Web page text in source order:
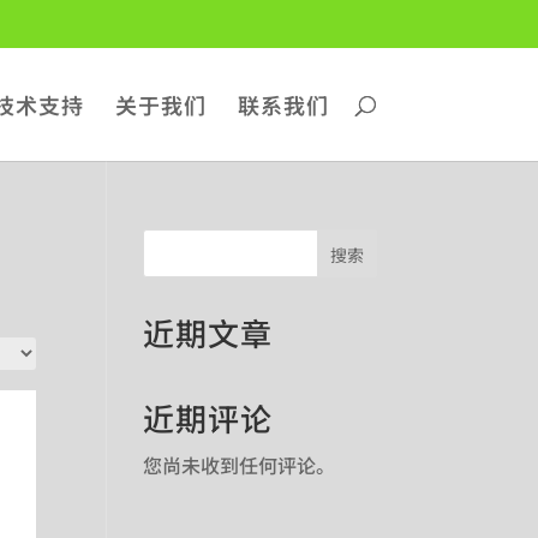
术支持 关于我们 联系我们
搜索
近期文章
近期评论
您尚未收到任何评论。